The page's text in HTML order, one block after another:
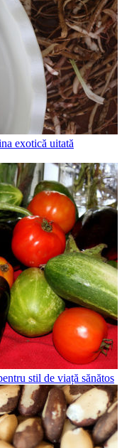
exotică uitată
stil de viață sănătos